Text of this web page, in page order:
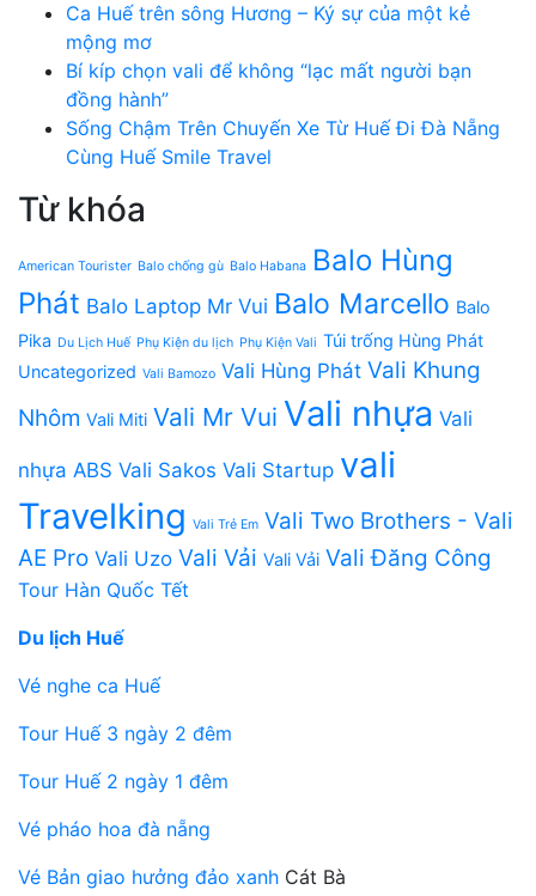
Ca Huế trên sông Hương – Ký sự của một kẻ
mộng mơ
Bí kíp chọn vali để không “lạc mất người bạn
đồng hành”
Sống Chậm Trên Chuyến Xe Từ Huế Đi Đà Nẵng
Cùng Huế Smile Travel
Từ khóa
American Tourister Balo chống gù Balo Habana Balo Hùng
Phát Balo Laptop Mr Vui Balo Marcello Balo
Pika Du Lịch Huế Phụ Kiện du lịch Phụ Kiện Vali Túi trống Hùng Phát
Uncategorized Vali Bamozo Vali Hùng Phát Vali Khung
Nhôm Vali Miti Vali Mr Vui Vali nhựa Vali
nhựa ABS Vali Sakos Vali Startup vali
Travelking Vali Trẻ Em Vali Two Brothers - Vali
AE Pro Vali Uzo Vali Vải Vali Vải Vali Đăng Công
Tour Hàn Quốc Tết
Du lịch Huế
Vé nghe ca Huế
Tour Huế 3 ngày 2 đêm
Tour Huế 2 ngày 1 đêm
Vé pháo hoa đà nẵng
Vé Bản giao hưởng đảo xanh Cát Bà